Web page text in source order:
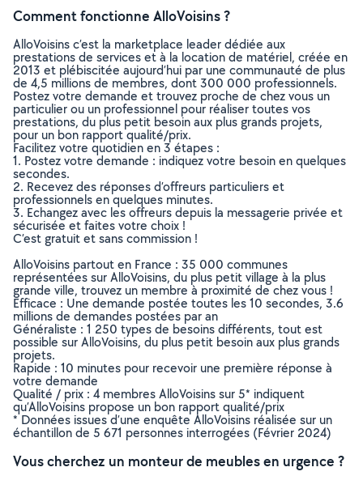
Comment fonctionne AlloVoisins ?
AlloVoisins c’est la marketplace leader dédiée aux
prestations de services et à la location de matériel, créée en
2013 et plébiscitée aujourd’hui par une communauté de plus
de 4,5 millions de membres, dont 300 000 professionnels.
Postez votre demande et trouvez proche de chez vous un
particulier ou un professionnel pour réaliser toutes vos
prestations, du plus petit besoin aux plus grands projets,
pour un bon rapport qualité/prix.
Facilitez votre quotidien en 3 étapes :
1. Postez votre demande : indiquez votre besoin en quelques
secondes.
2. Recevez des réponses d’offreurs particuliers et
professionnels en quelques minutes.
3. Echangez avec les offreurs depuis la messagerie privée et
sécurisée et faites votre choix !
C’est gratuit et sans commission !
AlloVoisins partout en France : 35 000 communes
représentées sur AlloVoisins, du plus petit village à la plus
grande ville, trouvez un membre à proximité de chez vous !
Efficace : Une demande postée toutes les 10 secondes, 3.6
millions de demandes postées par an
Généraliste : 1 250 types de besoins différents, tout est
possible sur AlloVoisins, du plus petit besoin aux plus grands
projets.
Rapide : 10 minutes pour recevoir une première réponse à
votre demande
Qualité / prix : 4 membres AlloVoisins sur 5* indiquent
qu’AlloVoisins propose un bon rapport qualité/prix
* Données issues d’une enquête AlloVoisins réalisée sur un
échantillon de 5 671 personnes interrogées (Février 2024)
Vous cherchez un monteur de meubles en urgence ?